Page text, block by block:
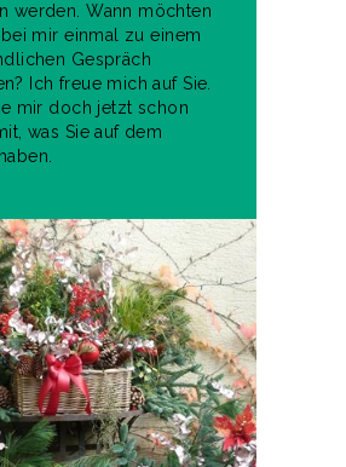
werden. Wann möchten
mir einmal zu einem
Gespräch
Ich freue mich auf Sie.
mir doch jetzt schon
was Sie auf dem